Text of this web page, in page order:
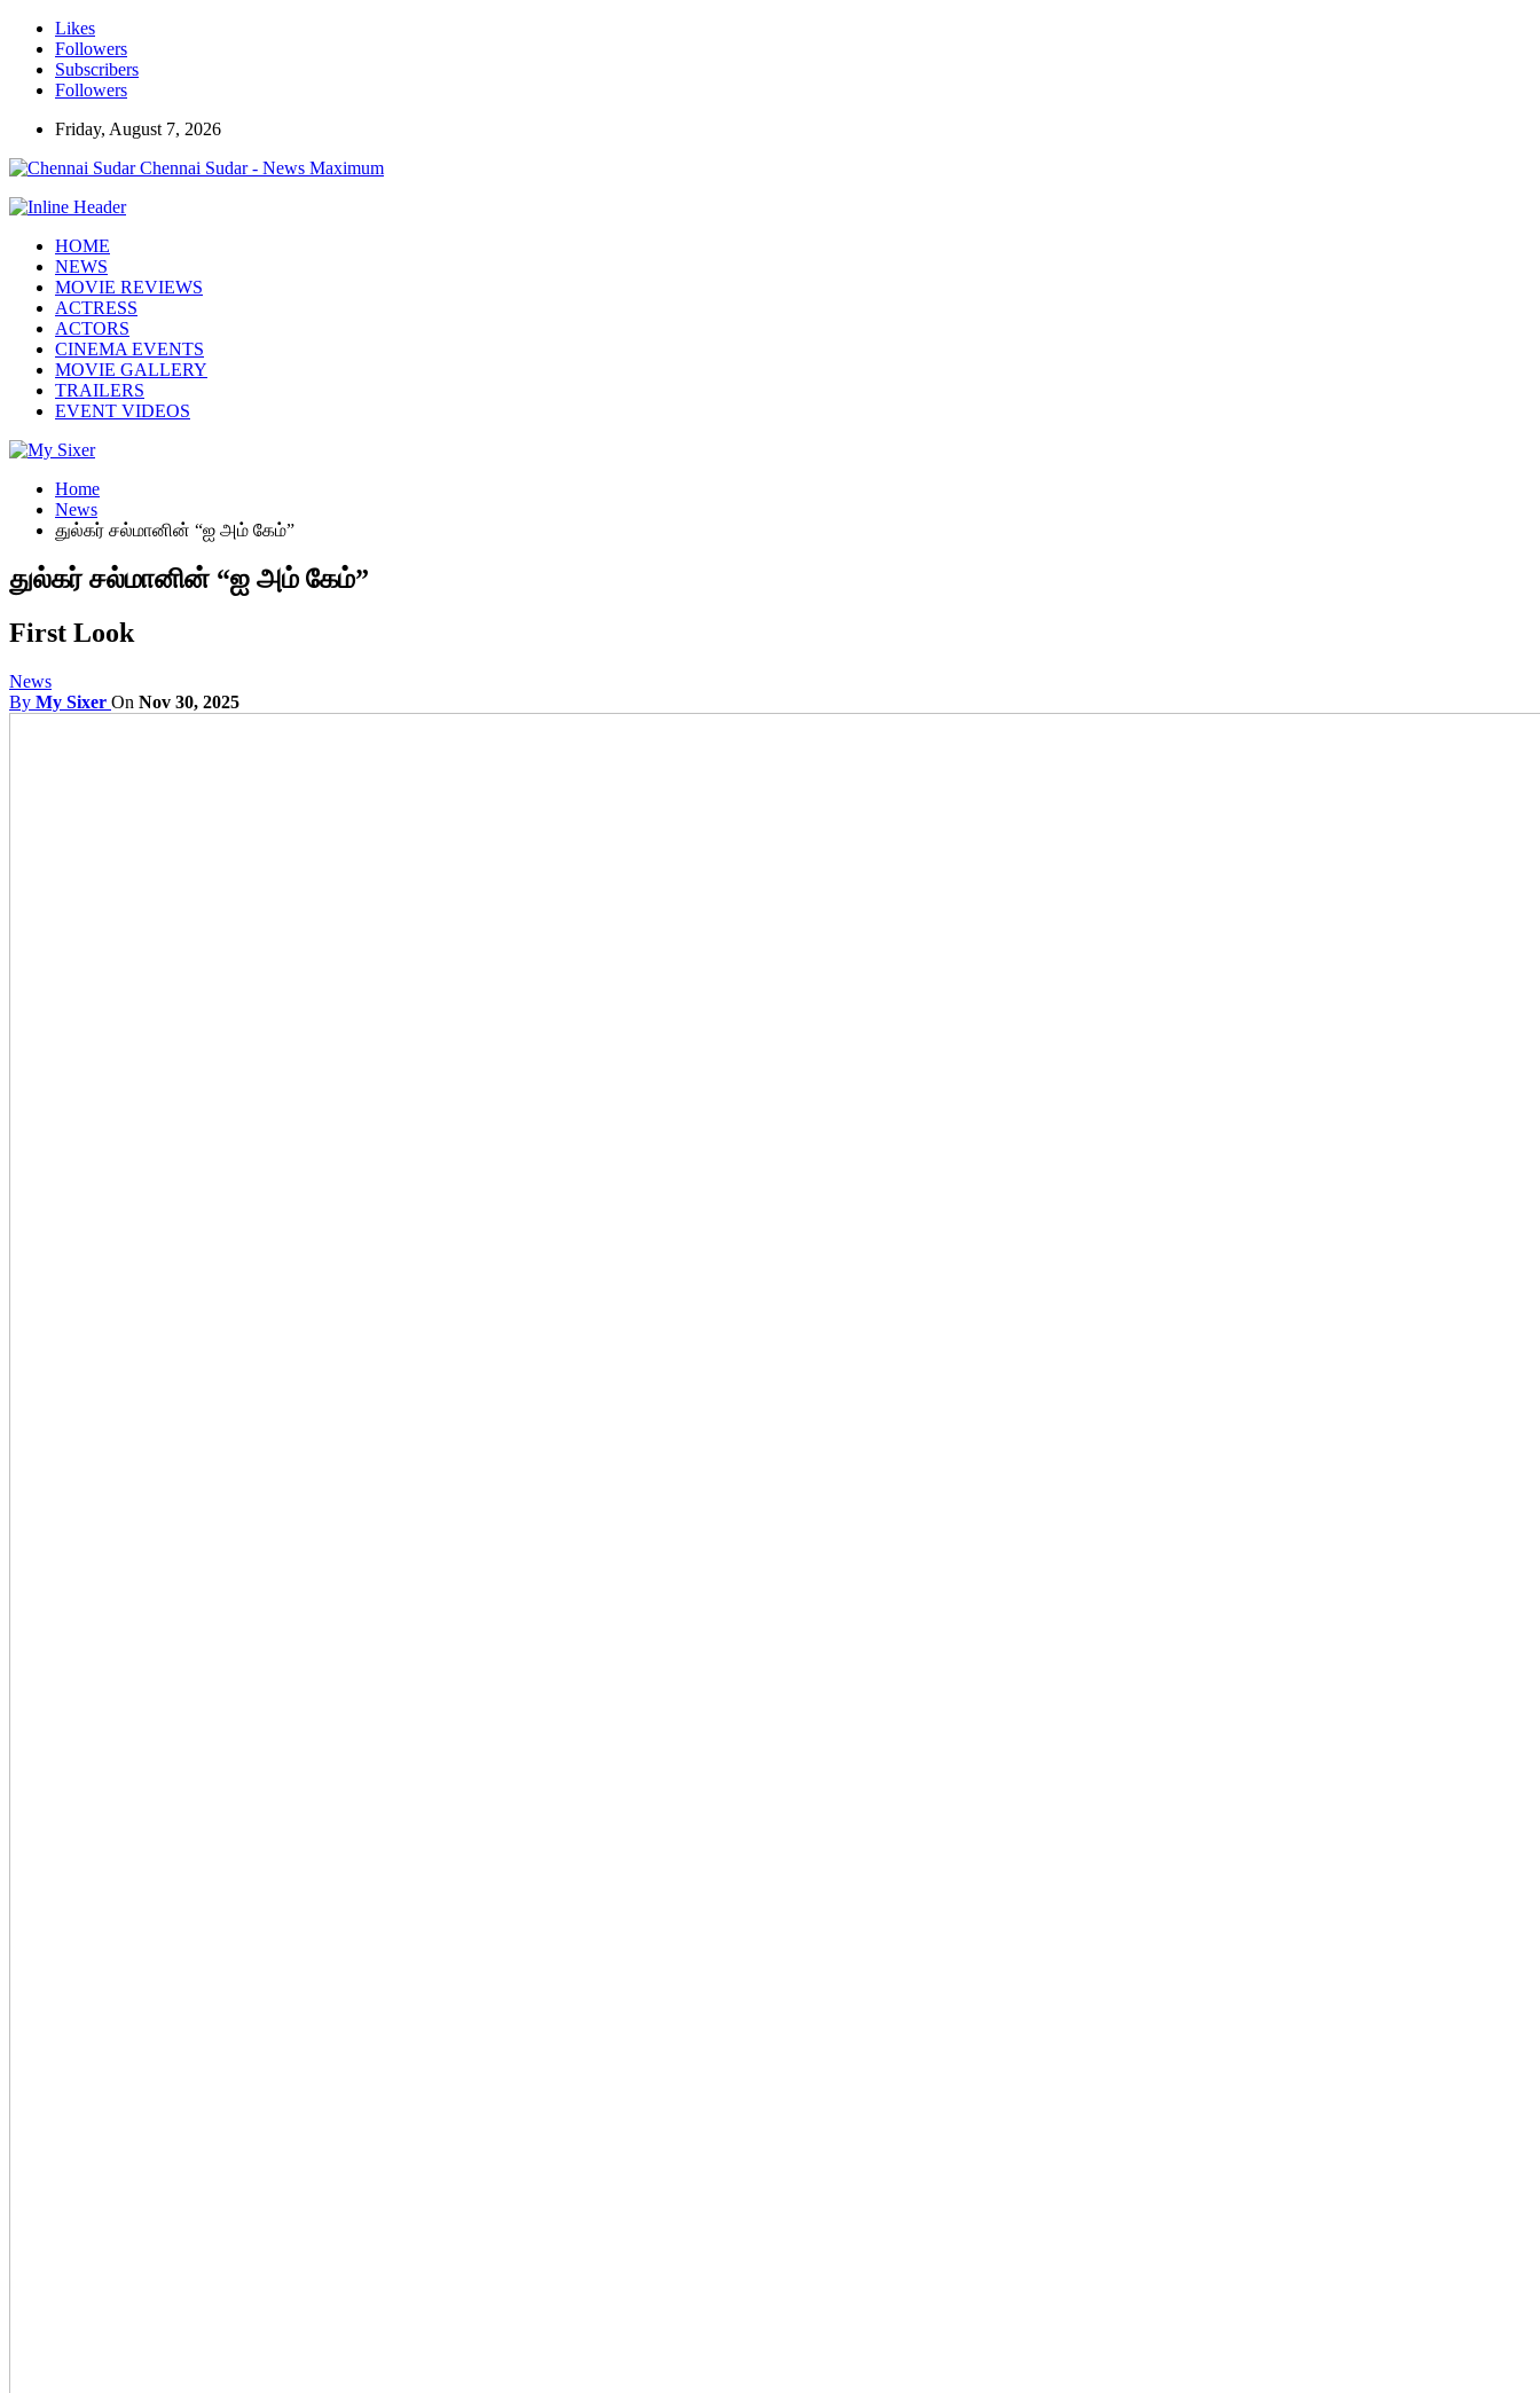
Likes
Followers
Subscribers
Followers
Friday, August 7, 2026
Chennai Sudar - News Maximum
HOME
NEWS
MOVIE REVIEWS
ACTRESS
ACTORS
CINEMA EVENTS
MOVIE GALLERY
TRAILERS
EVENT VIDEOS
Home
News
துல்கர் சல்மானின் “ஐ அம் கேம்”
துல்கர் சல்மானின் “ஐ அம் கேம்”
First Look
News
By My Sixer On Nov 30, 2025